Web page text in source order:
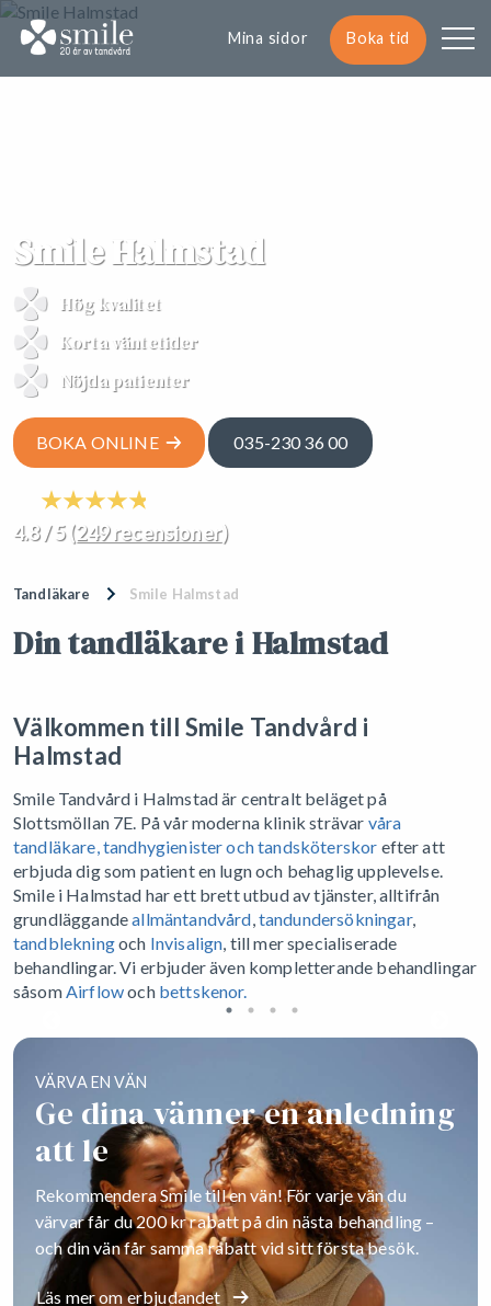
Smile Halmstad
Hög kvalitet
Korta väntetider
Nöjda patienter
BOKA ONLINE 035-230 36 00
4.8 / 5 (249 recensioner)
Tandläkare Smile Halmstad
Din tandläkare i Halmstad
Välkommen till Smile Tandvård i
Halmstad
Smile Tandvård i Halmstad är centralt beläget på
Slottsmöllan 7E. På vår moderna klinik strävar våra
tandläkare, tandhygienister och tandsköterskor efter att
erbjuda dig som patient en lugn och behaglig upplevelse.
Smile i Halmstad har ett brett utbud av tjänster, alltifrån
grundläggandeallmäntandvård,tandundersökningar,
tandblekningoch Invisalign, till mer specialiserade
behandlingar. Vi erbjuder även kompletterande behandlingar
såsomAirflowoch bettskenor.
VÄRVA EN VÄN
Ge dina vänner en anledning
att le
Rekommendera Smile till en vän! För varje vän du
värvar får du 200 kr rabatt på din nästa behandling –
och din vän får samma rabatt vid sitt första besök.
Läs mer om erbjudandet
Mina sidor Boka tid